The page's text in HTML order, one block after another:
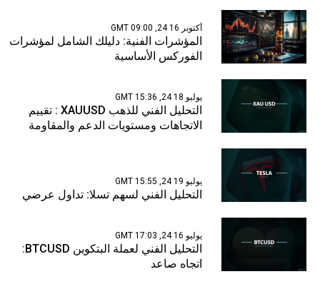
أكتوبر 16 24, 09:00 GMT
المؤشرات الفنية: دليلك الشامل لمؤشرات
الفوركس الأساسية
يوليو 18 24, 15:36 GMT
التحليل الفني للذهب XAUUSD : تقييم
الاتجاهات ومستويات الدعم والمقاومة
يوليو 19 24, 15:55 GMT
التحليل الفني لسهم تسلا: تداول عرضي
يوليو 16 24, 17:03 GMT
التحليل الفني لعملة البتكوين BTCUSD:
اتجاه صاعد